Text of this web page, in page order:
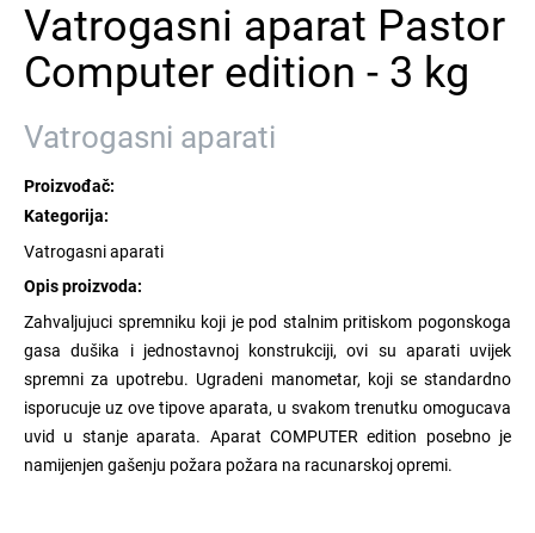
Vatrogasni aparat Pastor
Computer edition - 3 kg
Vatrogasni aparati
Proizvođač:
Kategorija:
Vatrogasni aparati
Opis proizvoda:
Zahvaljujuci spremniku koji je pod stalnim pritiskom pogonskoga
gasa dušika i jednostavnoj konstrukciji, ovi su aparati uvijek
spremni za upotrebu. Ugradeni manometar, koji se standardno
isporucuje uz ove tipove aparata, u svakom trenutku omogucava
uvid u stanje aparata. Aparat COMPUTER edition posebno je
namijenjen gašenju požara požara na racunarskoj opremi.